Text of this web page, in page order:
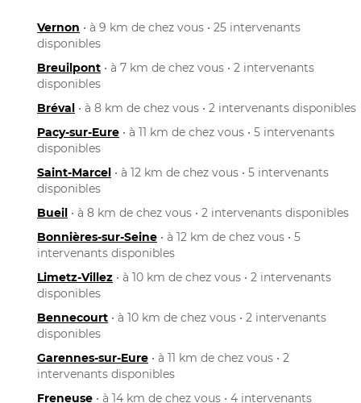
Vernon • à 9 km de chez vous • 25 intervenants
disponibles
Breuilpont • à 7 km de chez vous • 2 intervenants
disponibles
Bréval • à 8 km de chez vous • 2 intervenants disponibles
Pacy-sur-Eure • à 11 km de chez vous • 5 intervenants
disponibles
Saint-Marcel • à 12 km de chez vous • 5 intervenants
disponibles
Bueil • à 8 km de chez vous • 2 intervenants disponibles
Bonnières-sur-Seine • à 12 km de chez vous • 5
intervenants disponibles
Limetz-Villez • à 10 km de chez vous • 2 intervenants
disponibles
Bennecourt • à 10 km de chez vous • 2 intervenants
disponibles
Garennes-sur-Eure • à 11 km de chez vous • 2
intervenants disponibles
Freneuse • à 14 km de chez vous • 4 intervenants